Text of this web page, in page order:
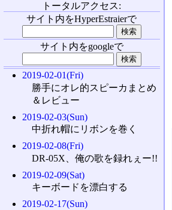
トータルアクセス:
サイト内をHyperEstraierで
サイト内をgoogleで
2019-02-01(Fri)
勝手にオレ的スピーカまとめ
＆レビュー
2019-02-03(Sun)
中折れ帽にリボンを巻く
2019-02-08(Fri)
DR-05X、俺の歌を録れぇー!!
2019-02-09(Sat)
キーボードを漂白する
2019-02-17(Sun)